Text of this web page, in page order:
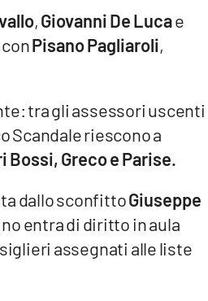
,Giovanni De Lucae
Pisano Pagliaroli,
tra gli assessori uscenti
Scandale riescono a
Bossi, Greco e Parise.
dallo sconfittoGiuseppe
entra di diritto in aula
assegnati alle liste